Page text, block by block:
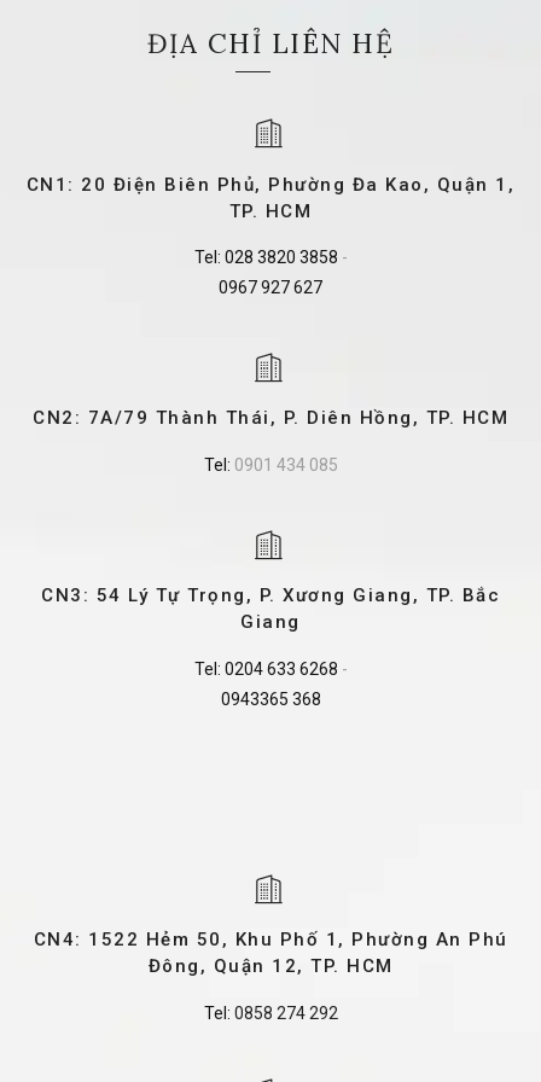
ĐỊA CHỈ LIÊN HỆ
CN1: 20 Điện Biên Phủ, Phường Đa Kao, Quận 1,
TP. HCM
Tel: 028 3820 3858 -
0967 927 627
CN2: 7A/79 Thành Thái, P. Diên Hồng, TP. HCM
Tel: 0901 434 085
CN3: 54 Lý Tự Trọng, P. Xương Giang, TP. Bắc
Giang
Tel: 0204 633 6268 -
0943365 368
CN4: 1522 Hẻm 50, Khu Phố 1, Phường An Phú
Đông, Quận 12, TP. HCM
Tel: 0858 274 292